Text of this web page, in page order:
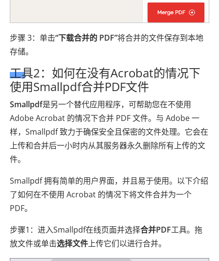
步骤 3：单击“下载合并的 PDF”将合并的文件保存到本地
存储。
工具2：如何在没有Acrobat的情况下
使用Smallpdf合并PDF文件
Smallpdf是另一个替代应用程序，可帮助您在不使用
Adob​​e Acrobat 的情况下合并 PDF 文件。与 Adob​​e 一
样，Smallpdf 致力于确保安全且保密的文件处理。它会在
上传和合并后一小时内从其服务器永久删除所有上传的文
件。
Smallpdf 拥有简单的用户界面，并且易于使用。以下介绍
了如何在不使用 Acrobat 的情况下将文件合并为一个
PDF。
步骤1：进入Smallpdf在线页面并选择合并PDF工具。拖
放文件或单击选择文件上传它们以进行合并。